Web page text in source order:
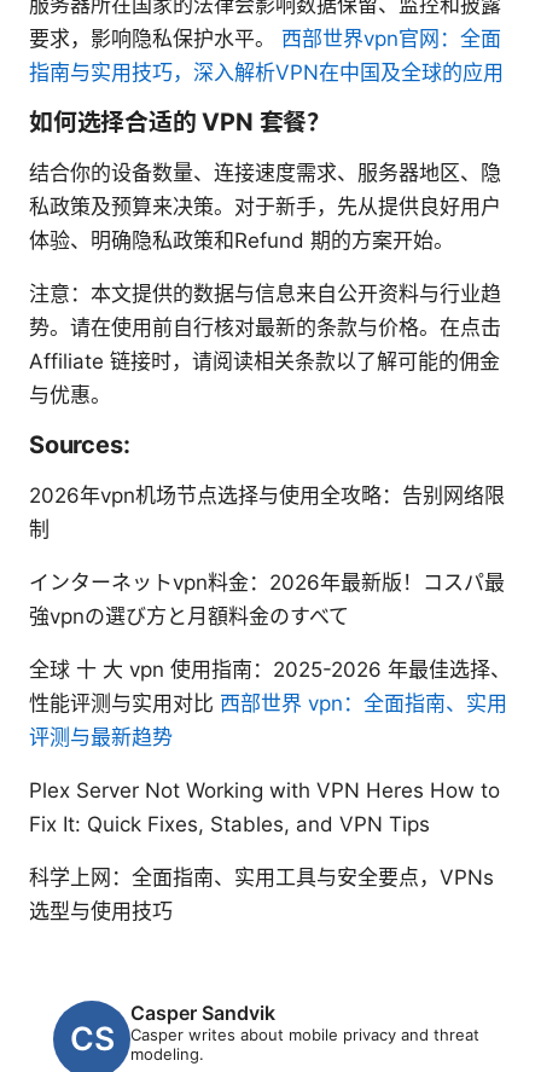
要求，影响隐私保护水平。 西部世界vpn官网：全面
指南与实用技巧，深入解析VPN在中国及全球的应用
如何选择合适的 VPN 套餐？
结合你的设备数量、连接速度需求、服务器地区、隐
私政策及预算来决策。对于新手，先从提供良好用户
体验、明确隐私政策和Refund 期的方案开始。
注意：本文提供的数据与信息来自公开资料与行业趋
势。请在使用前自行核对最新的条款与价格。在点击
Affiliate 链接时，请阅读相关条款以了解可能的佣金
与优惠。
Sources:
2026年vpn机场节点选择与使用全攻略：告别网络限
制
インターネットvpn料金：2026年最新版！コスパ最
強vpnの選び方と月額料金のすべて
全球 十 大 vpn 使用指南：2025-2026 年最佳选择、
性能评测与实用对比 西部世界 vpn：全面指南、实用
评测与最新趋势
Plex Server Not Working with VPN Heres How to
Fix It: Quick Fixes, Stables, and VPN Tips
科学上网：全面指南、实用工具与安全要点，VPNs
选型与使用技巧
Casper Sandvik
Casper writes about mobile privacy and threat
modeling.